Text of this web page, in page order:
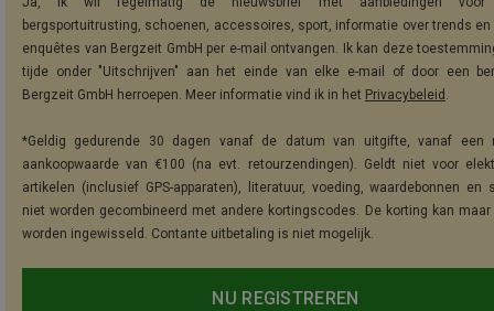
bergsportuitrusting, schoenen, accessoires, sport, informatie over trends
enquêtes van Bergzeit GmbH per e-mail ontvangen. Ik kan deze
tijde onder "Uitschrijven" aan het einde van elke e-mail of door een
Bergzeit GmbH herroepen. Meer informatie vind ik in het Privacybeleid .
*Geldig gedurende 30 dagen vanaf de datum van uitgifte, vanaf een
aankoopwaarde van €100 (na evt. retourzendingen). Geldt niet voor
artikelen (inclusief GPS-apparaten), literatuur, voeding, waardebonnen en
niet worden gecombineerd met andere kortingscodes. De korting kan maar
worden ingewisseld. Contante uitbetaling is niet mogelijk.
NU REGISTREREN